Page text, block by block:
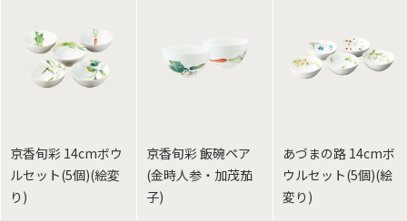
京香旬彩 14cmボウ
ルセット(5個)(絵変
り)
京香旬彩 飯碗ペア
(金時人参・加茂茄
子)
あづまの路 14cmボ
ウルセット(5個)(絵
変り)